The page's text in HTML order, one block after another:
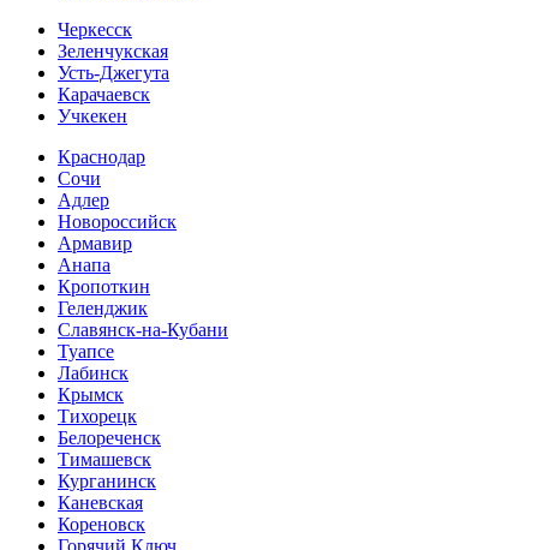
Черкесск
Зеленчукская
Усть-Джегута
Карачаевск
Учкекен
Краснодар
Сочи
Адлер
Новороссийск
Армавир
Анапа
Кропоткин
Геленджик
Славянск-на-Кубани
Туапсе
Лабинск
Крымск
Тихорецк
Белореченск
Тимашевск
Курганинск
Каневская
Кореновск
Горячий Ключ